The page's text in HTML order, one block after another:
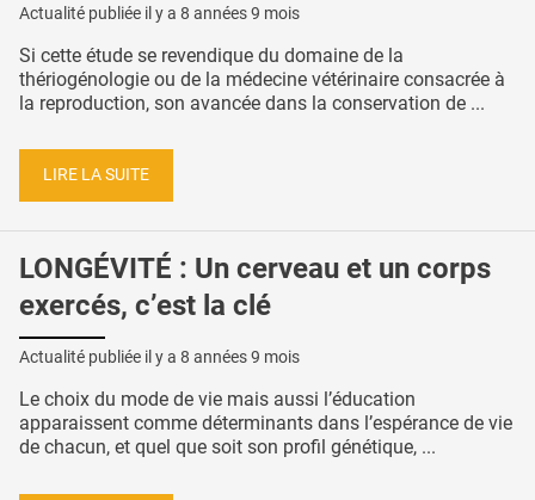
Actualité publiée il y a 8 années 9 mois
Si cette étude se revendique du domaine de la
thériogénologie ou de la médecine vétérinaire consacrée à
la reproduction, son avancée dans la conservation de ...
LIRE LA SUITE
LONGÉVITÉ : Un cerveau et un corps
exercés, c’est la clé
Actualité publiée il y a 8 années 9 mois
Le choix du mode de vie mais aussi l’éducation
apparaissent comme déterminants dans l’espérance de vie
de chacun, et quel que soit son profil génétique, ...